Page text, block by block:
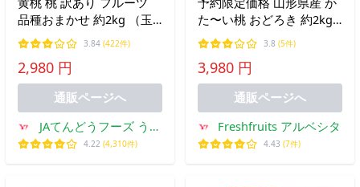
品種おまかせ 約2kg （玉
数おまかせ） 山形県産 も
も ご自宅用 JAグループ
pc06
3.84 (422件)
2,980 円
通販ページへ
JAてんどうフーズ うま
いもの通販
4.22 (4,310件)
た〜い桃 おどろき 約2kg
4〜8玉 秀品 ｜8月下旬
頃〜 白桃 桃 かたい 硬い
桃
3.8 (5件)
3,980 円
通販ページへ
Freshfruits アルベシタ
4.43 (7件)